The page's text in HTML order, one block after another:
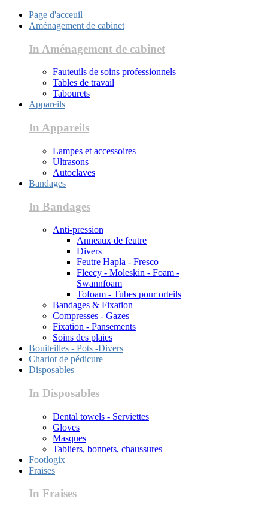
Page d'acceuil
Aménagement de cabinet
In Aménagement de cabinet
Fauteuils de soins professionnels
Tables de travail
Tabourets
Appareils
In Appareils
Lampes et accessoires
Ultrasons
Autoclaves
Bandages
In Bandages
Anti-pression
Anneaux de feutre
Divers
Feutre Hapla - Fresco
Fleecy - Moleskin - Foam -
Swannfoam
Tofoam - Tubes pour orteils
Bandages & Fixation
Compresses - Gazes
Fixation - Pansements
Soins des plaies
Bouiteilles - Pots -Divers
Chariot de pédicure
Disposables
In Disposables
Dental towels - Serviettes
Gloves
Masques
Tabliers, bonnets, chaussures
Footlogix
Fraises
In Fraises